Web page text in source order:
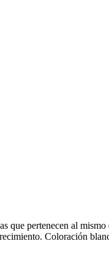
pertenecen al
Coloración